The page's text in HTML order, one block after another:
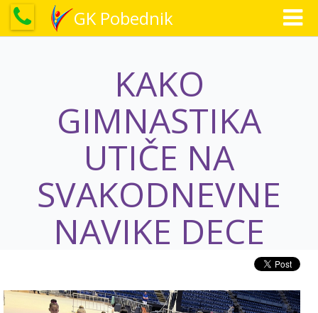
GK Pobednik
KAKO
GIMNASTIKA
UTIČE NA
SVAKODNEVNE
NAVIKE DECE